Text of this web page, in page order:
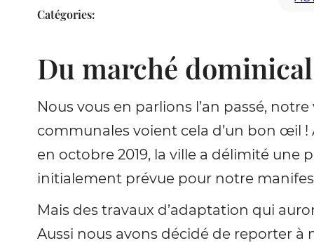
Catégories:
Du marché
Nous vous en parlions l’an passé,
communales voient cela d’un bon œil !
en octobre 2019, la ville a délimité une
initialement prévue pour notre
Mais des travaux d’adaptation qui
Aussi nous avons décidé de reporter